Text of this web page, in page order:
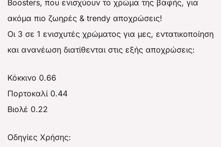
Boosters, που ενισχύουν το χρώμα της βαφής, για
ακόμα πιο ζωηρές & trendy αποχρώσεις!
Οι 3 σε 1 ενισχυτές χρώματος για μες, εντατικοποίηση
και ανανέωση διατίθενται στις εξής αποχρώσεις:
Κόκκινο 0.66
Πορτοκαλί 0.44
Βιολέ 0.22
Οδηγίες Χρήσης: